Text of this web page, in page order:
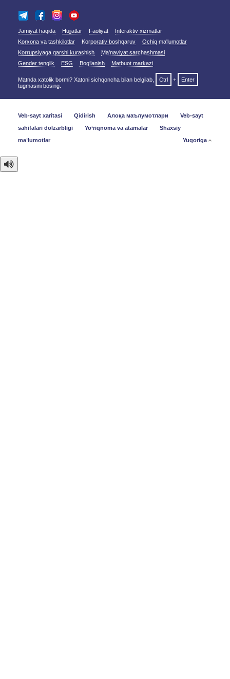
Jamiyat haqida Hujjatlar Faoliyat
Interaktiv xizmatlar
Korxona va tashkilotlar
Korporativ boshqaruv
Ochiq ma'lumotlar
Korrupsiyaga qarshi kurashish
Ma'naviyat sarchashmasi
Gender tenglik
ESG Bog‘lanish Matbuot markazi
Matnda xatolik bormi? Xatoni sichqoncha bilan belgilab, Ctrl +
Enter
tugmasini bosing.
Veb-sayt xaritasi Qidirish Алоқа маълумотлари
Veb-sayt
sahifalari dolzarbligi
Yo‘riqnoma va atamalar
Shaxsiy
maʼlumotlar
Yuqoriga